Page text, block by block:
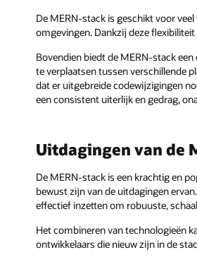
De MERN-stack is geschikt voor
omgevingen. Dankzij deze
Bovendien biedt de MERN-stack
te verplaatsen tussen verschillende
dat er uitgebreide codewijzigingen
een consistent uiterlijk en gedrag,
Uitdagingen van de
De MERN-stack is een krachtig en
bewust zijn van de uitdagingen
effectief inzetten om robuuste,
Het combineren van technologieën
ontwikkelaars die nieuw zijn in de